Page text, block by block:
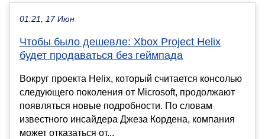
01:21, 17 Июн
Чтобы было дешевле: Xbox Project Helix
будет продаваться без геймпада
Вокруг проекта Helix, который считается консолью
следующего поколения от Microsoft, продолжают
появляться новые подробности. По словам
известного инсайдера Джеза Кордена, компания
может отказаться от...